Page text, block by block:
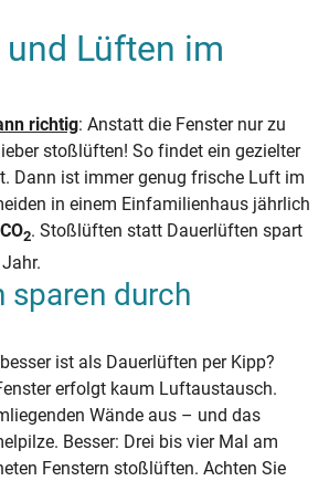
Lüften im
richtig: Anstatt die Fenster nur zu
stoßlüften! So findet ein gezielter
Dann ist immer genug frische Luft im
in einem Einfamilienhaus jährlich
2. Stoßlüften statt Dauerlüften spart
sparen durch
ist als Dauerlüften per Kipp?
erfolgt kaum Luftaustausch.
Wände aus – und das
Besser: Drei bis vier Mal am
Fenstern stoßlüften. Achten Sie